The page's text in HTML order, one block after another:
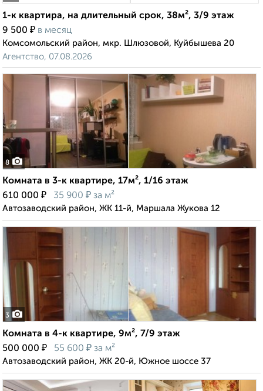
1-к квартира, на длительный срок, 38м², 3/9 этаж
9 500 ₽ в месяц
Комсомольский район, мкр. Шлюзовой, Куйбышева 20
Агентство, 07.08.2026
8
Комната в 3-к квартире, 17м², 1/16 этаж
610 000 ₽ 35 900 ₽ за м²
Автозаводский район, ЖК 11-й, Маршала Жукова 12
3
Комната в 4-к квартире, 9м², 7/9 этаж
500 000 ₽ 55 600 ₽ за м²
Автозаводский район, ЖК 20-й, Южное шоссе 37